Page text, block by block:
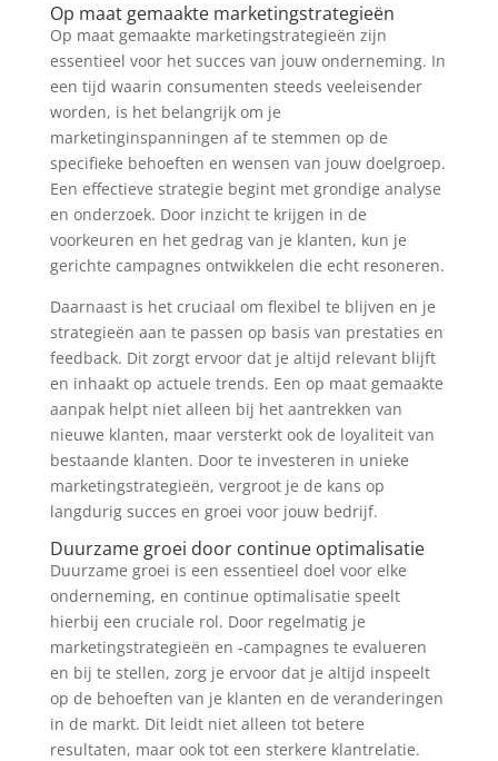
Op maat gemaakte marketingstrategieën
Op maat gemaakte marketingstrategieën zijn
essentieel voor het succes van jouw onderneming. In
een tijd waarin consumenten steeds veeleisender
worden, is het belangrijk om je
marketinginspanningen af te stemmen op de
specifieke behoeften en wensen van jouw doelgroep.
Een effectieve strategie begint met grondige analyse
en onderzoek. Door inzicht te krijgen in de
voorkeuren en het gedrag van je klanten, kun je
gerichte campagnes ontwikkelen die echt resoneren.
Daarnaast is het cruciaal om flexibel te blijven en je
strategieën aan te passen op basis van prestaties en
feedback. Dit zorgt ervoor dat je altijd relevant blijft
en inhaakt op actuele trends. Een op maat gemaakte
aanpak helpt niet alleen bij het aantrekken van
nieuwe klanten, maar versterkt ook de loyaliteit van
bestaande klanten. Door te investeren in unieke
marketingstrategieën, vergroot je de kans op
langdurig succes en groei voor jouw bedrijf.
Duurzame groei door continue optimalisatie
Duurzame groei is een essentieel doel voor elke
onderneming, en continue optimalisatie speelt
hierbij een cruciale rol. Door regelmatig je
marketingstrategieën en -campagnes te evalueren
en bij te stellen, zorg je ervoor dat je altijd inspeelt
op de behoeften van je klanten en de veranderingen
in de markt. Dit leidt niet alleen tot betere
resultaten, maar ook tot een sterkere klantrelatie.